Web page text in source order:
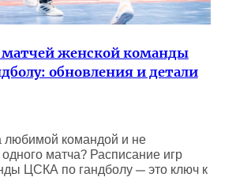
матчей женской команды
обновления и детали
любимой командой и не
матча? Расписание игр
ЦСКА по гандболу — это ключ к